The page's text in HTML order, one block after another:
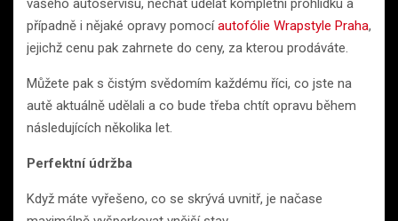
případně i nějaké opravy pomocíautofólie Wrapstyle Praha,
jejichž cenu pak zahrnete do ceny, za kterou prodáváte.
Můžete pak s čistým svědomím každému říci, co jste na
autě aktuálně udělali a co bude třeba chtít opravu během
následujících několika let.
Perfektní údržba
Když máte vyřešeno, co se skrývá uvnitř, je načase